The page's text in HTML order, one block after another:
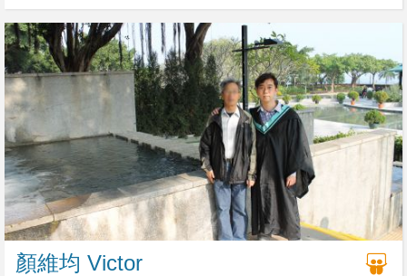
顏維均 Victor